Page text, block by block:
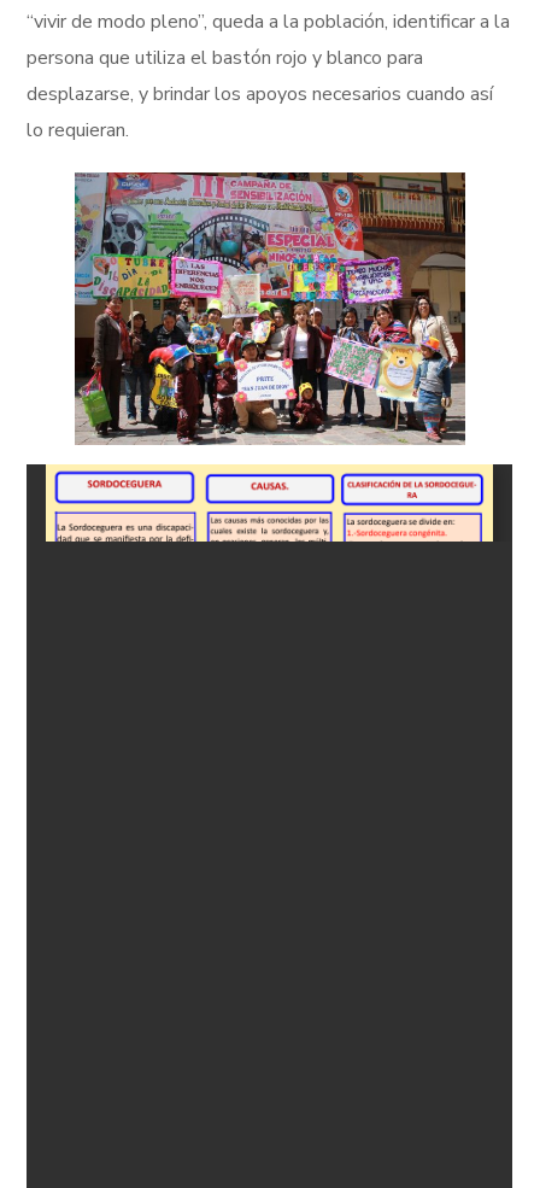
“vivir de modo pleno”, queda a la población, identificar a la
persona que utiliza el bastón rojo y blanco para
desplazarse, y brindar los apoyos necesarios cuando así
lo requieran.